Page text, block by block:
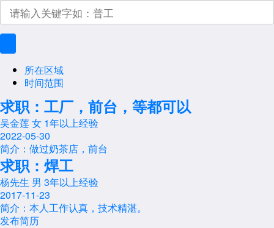
所在区域
时间范围
求职：工厂，前台，等都可以
吴金莲女 1年以上经验
2022-05-30
简介：做过奶茶店，前台
求职：焊工
杨先生 男 3年以上经验
2017-11-23
简介：本人工作认真，技术精湛。
发布简历